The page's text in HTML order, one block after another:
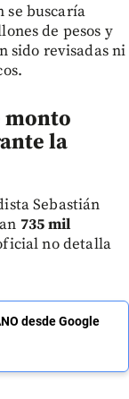
se buscaría
de pesos y
sido revisadas ni
monto
la
Sebastián
735 mil
no detalla
desde Google